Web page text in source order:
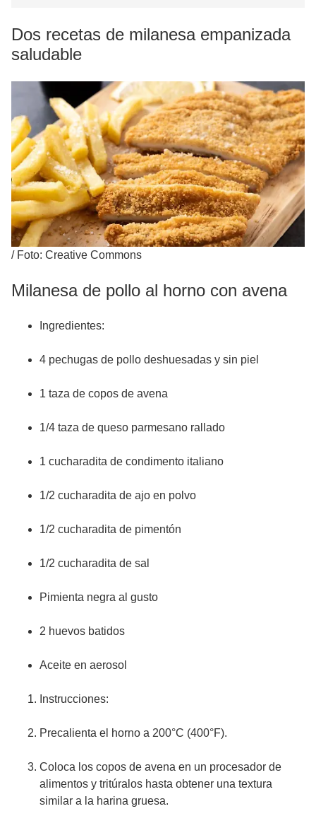
Dos recetas de milanesa empanizada
saludable
/ Foto: Creative Commons
Milanesa de pollo al horno con avena
Ingredientes:
4 pechugas de pollo deshuesadas y sin piel
1 taza de copos de avena
1/4 taza de queso parmesano rallado
1 cucharadita de condimento italiano
1/2 cucharadita de ajo en polvo
1/2 cucharadita de pimentón
1/2 cucharadita de sal
Pimienta negra al gusto
2 huevos batidos
Aceite en aerosol
Instrucciones:
Precalienta el horno a 200°C (400°F).
Coloca los copos de avena en un procesador de
alimentos y tritúralos hasta obtener una textura
similar a la harina gruesa.